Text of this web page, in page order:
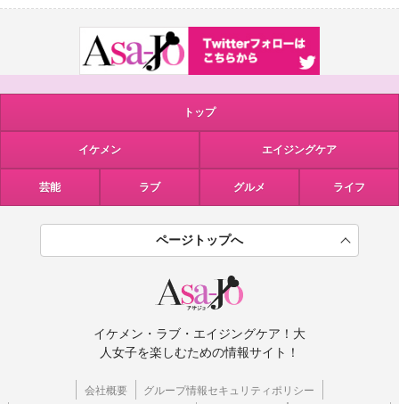
トップ
イケメン エイジングケア
芸能 ラブ グルメ ライフ
ページトップへ
イケメン・ラブ・エイジングケア！大
人女子を楽しむための情報サイト！
会社概要 グループ情報セキュリティポリシー